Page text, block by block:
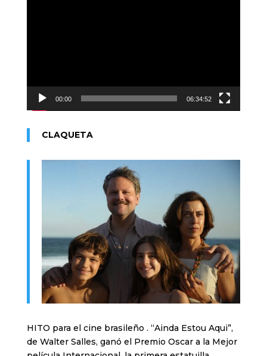
00:00 06:34:52
CLAQUETA
HITO para el cine brasileño . “Ainda Estou Aqui”,
de Walter Salles, ganó el Premio Oscar a la Mejor